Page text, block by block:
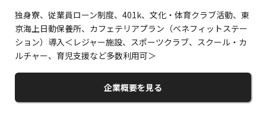
独身寮、従業員ローン制度、401k、文化・体育クラブ活動、東
京海上日動保養所、カフェテリアプラン（ベネフィットステー
ション）導入＜レジャー施設、スポーツクラブ、スクール・カ
ルチャー、育児支援など多数利用可＞
企業概要を見る